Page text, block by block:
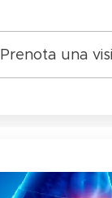
Prenota una